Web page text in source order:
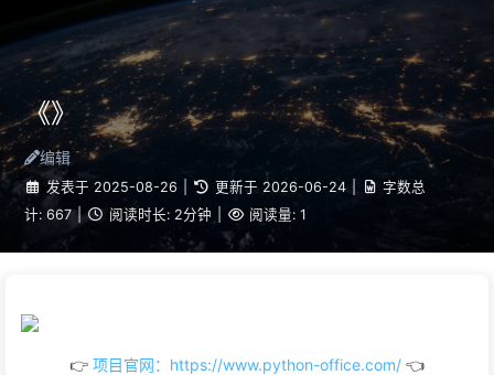
《》
编辑
发表于 2025-08-26 更新于 2026-06-24
字数总
计: 667 | 阅读时长: 2分钟 阅读量: 1
👉 项目官网：https://www.python-office.com/ 👈